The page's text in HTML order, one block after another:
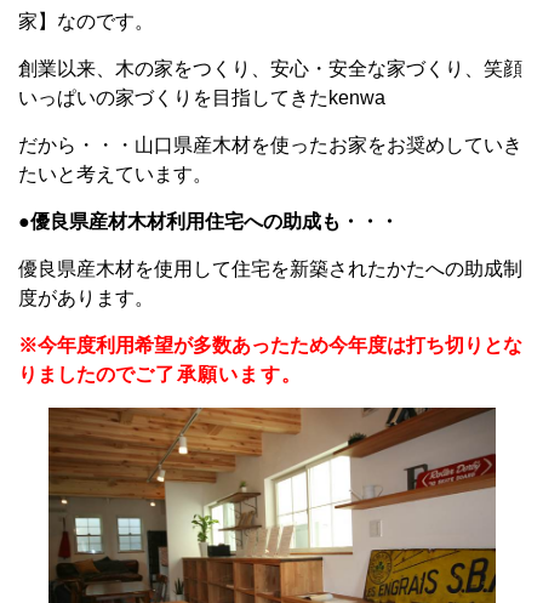
家】なのです。
創業以来、木の家をつくり、安心・安全な家づくり、笑顔
いっぱいの家づくりを目指してきたkenwa
だから・・・山口県産木材を使ったお家をお奨めしていき
たいと考えています。
●優良県産材木材利用住宅への助成も・・・
優良県産木材を使用して住宅を新築されたかたへの助成制
度があります。
※今年度利用希望が多数あったため今年度は打ち切りとな
りましたのでご了承願います。